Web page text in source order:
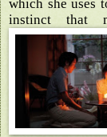
which she uses
instinct that